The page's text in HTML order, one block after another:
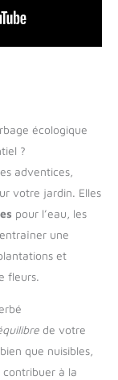
écologique
?
adventices,
votre jardin. Elles
pour l’eau, les
une
et
fleurs.
de votre
que nuisibles,
à la